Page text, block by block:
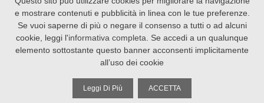
SEGUICI SU
CONTATTACI
Realizzazione e-commerce by Operagrafica
e mostrare contenuti e pubblicità in linea con le tue preferenze.
Se vuoi saperne di più o negare il consenso a tutti o ad alcuni
cookie, leggi l'informativa completa . Se accedi a un qualunque
elemento sottostante questo banner acconsenti implicitamente
all’uso dei cookie
Leggi Di Più ACCETTA